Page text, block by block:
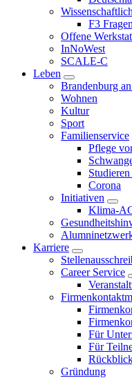
F3
Offene
InNoWest
SCALE-C
Leben
Brandenburg
Wohnen
Kultur
Sport
Familienservice
Pflege
Corona
Initiativen
Klima-
Karriere
Career Service
Für
Für
Gründung